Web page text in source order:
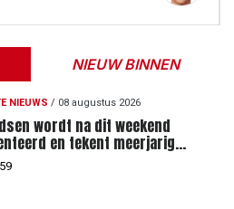
NIEUW BINNEN
NIEUWS / 08 augustus 2026
wordt na dit weekend
en tekent meerjarig
FC Twente
59